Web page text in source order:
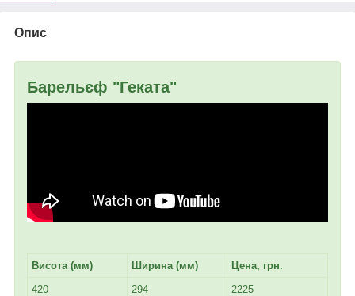
Опис
Барельєф "Геката"
Висота (мм) Ширина (мм)
Цена, грн.
420
294
2225